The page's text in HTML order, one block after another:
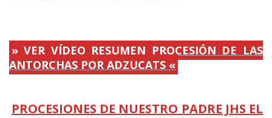
» VER VÍDEO RESUMEN PROCESIÓN DE LAS
ANTORCHAS POR ADZUCATS «
PROCESIONES DE NUESTRO PADRE JHS EL